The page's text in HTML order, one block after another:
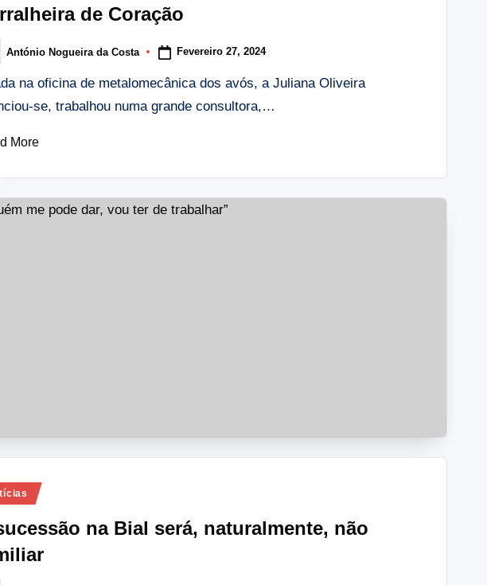
de Coração
António Nogueira da Costa Fevereiro 27, 2024
na oficina de metalomecânica dos avós, a Juliana Oliveira
se, trabalhou numa grande consultora,…
More
na Bial será, naturalmente, não